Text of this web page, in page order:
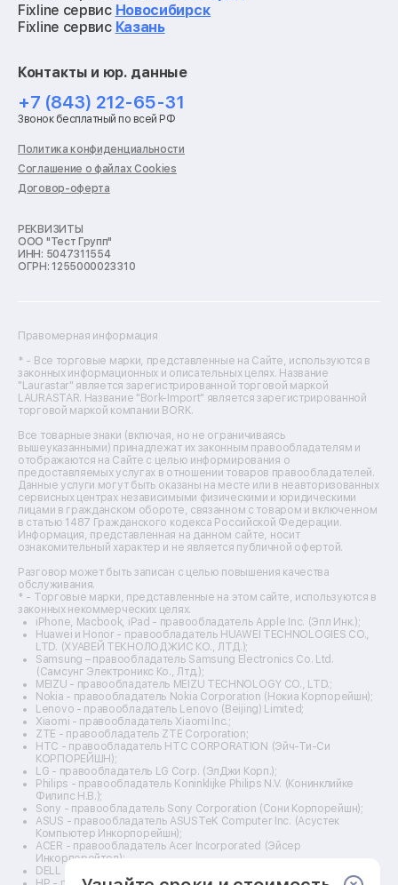
Ремонт vr систем
Ремонт игровых приставок
Ремонт роботов-пылесосов
Ремонт холодильников
Ремонт стиральных машин
Ремонт пылесосов
Ремонт варочных панелей
Ремонт духовых шкафов
Ремонт кондиционеров
Ремонт кухонных комбайнов
Ремонт морозильных камер
Ремонт отпаривателей
Ремонт плоттеров
Ремонт фенов
Ремонт цифровых биноклей
Ремонт тепловизоров
Ремонт массажных кресел
Ремонт водонагревателей
Ремонт вытяжек
Ремонт источников бесперебойного питания
Ремонт пароварок
Ремонт микшерных пультов
Ремонт dj-пультов
Ремонт кухонных плит
Ремонт стедикамов
Ремонт оптических прицелов
Ремонт электровелосипедов
Ремонт видеокамер
Ремонт эхолотов
Ремонт 3d-принтеров
Ремонт прицелов ночного видения
Ремонт винных шкафов
Ремонт выпрямителей
Ремонт сушилок для рук
Ремонт дальномеров
Ремонт снегоуборщиков
Fixline сервис Новосибирск
Fixline сервис Казань
Контакты и юр. данные
+7 (843) 212-65-31
Звонок бесплатный по всей РФ
Политика конфиденциальности
Соглашение о файлах Cookies
Договор-оферта
РЕКВИЗИТЫ
ООО "Тест Групп"
ИНН: 5047311554
ОГРН: 1255000023310
Правомерная информация
* - Все торговые марки, представленные на Сайте, используются в
законных информационных и описательных целях. Название
"Laurastar" является зарегистрированной торговой маркой
LAURASTAR. Название "Bork-Import" является зарегистрированной
торговой маркой компании BORK.
Все товарные знаки (включая, но не ограничиваясь
вышеуказанными) принадлежат их законным правообладателям и
отображаются на Сайте с целью информирования о
предоставляемых услугах в отношении товаров правообладателей.
Данные услуги могут быть оказаны на месте или в неавторизованных
сервисных центрах независимыми физическими и юридическими
лицами в гражданском обороте, связанном с товаром и включенном
в статью 1487 Гражданского кодекса Российской Федерации.
Информация, представленная на данном сайте, носит
ознакомительный характер и не является публичной офертой.
Разговор может быть записан с целью повышения качества
обслуживания.
* - Торговые марки, представленные на этом сайте, используются в
законных некоммерческих целях.
iPhone, Macbook, iPad - правообладатель Apple Inc. (Эпл Инк.);
Huawei и Honor - правообладатель HUAWEI TECHNOLOGIES CO.,
LTD. (ХУАВЕЙ ТЕКНОЛОДЖИС КО., ЛТД.);
Samsung – правообладатель Samsung Electronics Co. Ltd.
(Самсунг Электроникс Ко., Лтд.);
MEIZU - правообладатель MEIZU TECHNOLOGY CO., LTD.;
Nokia - правообладатель Nokia Corporation (Нокиа Корпорейшн);
Lenovo - правообладатель Lenovo (Beijing) Limited;
Xiaomi - правообладатель Xiaomi Inc.;
ZTE - правообладатель ZTE Corporation;
HTC - правообладатель HTC CORPORATION (Эйч-Ти-Си
КОРПОРЕЙШН);
LG - правообладатель LG Corp. (ЭлДжи Корп.);
Philips - правообладатель Koninklijke Philips N.V. (Конинклийке
Филипс Н.В.);
Sony - правообладатель Sony Corporation (Сони Корпорейшн);
ASUS - правообладатель ASUSTeK Computer Inc. (Асустек
Компьютер Инкорпорейшн);
ACER - правообладатель Acer Incorporated (Эйсер
Инкорпорейтед);
DELL - правообладатель Dell Inc.(Делл Инк.);